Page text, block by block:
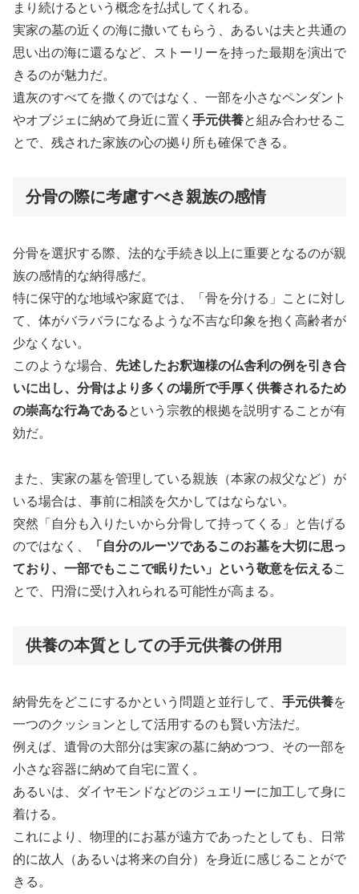
まり続けるという概念を払拭してくれる。
実家の墓の近くの海に撒いてもらう、あるいは夫と共通の
思い出の海に還るなど、ストーリーを持った最期を演出で
きるのが魅力だ。
遺灰のすべてを撒くのではなく、一部を小さなペンダント
やオブジェに納めて身近に置く 手元供養と組み合わせるこ
とで、残された家族の心の拠り所も確保できる。
分骨の際に考慮すべき親族の感情
分骨を選択する際、法的な手続き以上に重要となるのが親
族の感情的な納得感だ。
特に保守的な地域や家庭では、「骨を分ける」ことに対し
て、体がバラバラになるような不吉な印象を抱く高齢者が
少なくない。
このような場合、 先述したお釈迦様の仏舎利の例を引き合
いに出し、分骨はより多くの場所で手厚く供養されるため
の崇高な行為であるという宗教的根拠を説明することが有
効だ。
また、実家の墓を管理している親族（本家の叔父など）が
いる場合は、事前に相談を欠かしてはならない。
突然「自分も入りたいから分骨して持ってくる」と告げる
のではなく、
「自分のルーツであるこのお墓を大切に思っ
ており、一部でもここで眠りたい」という敬意を伝えるこ
とで、円滑に受け入れられる可能性が高まる。
供養の本質としての手元供養の併用
納骨先をどこにするかという問題と並行して、 手元供養を
一つのクッションとして活用するのも賢い方法だ。
例えば、遺骨の大部分は実家の墓に納めつつ、その一部を
小さな容器に納めて自宅に置く。
あるいは、ダイヤモンドなどのジュエリーに加工して身に
着ける。
これにより、物理的にお墓が遠方であったとしても、日常
的に故人（あるいは将来の自分）を身近に感じることがで
きる。